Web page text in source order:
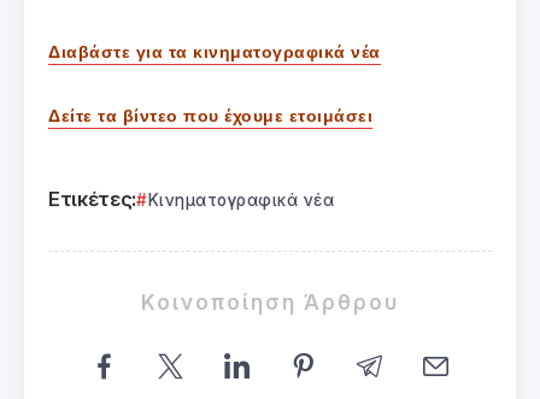
Διαβάστε για τα κινηματογραφικά νέα
Δείτε τα βίντεο που έχουμε ετοιμάσει
Ετικέτες: Κινηματογραφικά νέα
Κοινοποίηση Άρθρου